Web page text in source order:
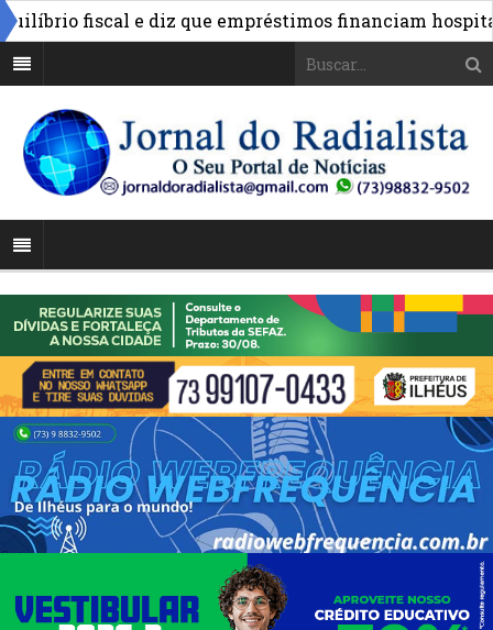
fiscal e diz que empréstimos financiam hospitais e